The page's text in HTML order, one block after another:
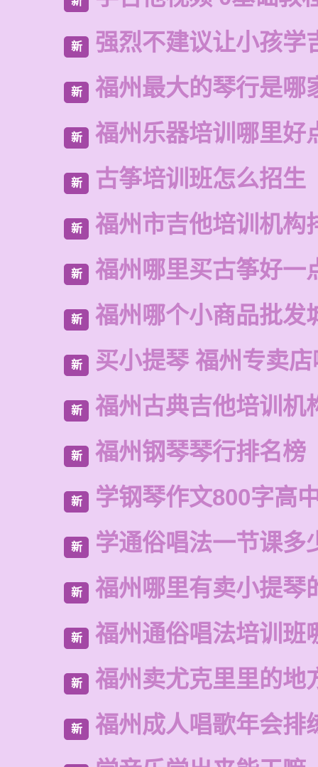
新 强烈不建议让小孩学
新 福州最大的琴行是哪
新 福州乐器培训哪里好
新 古筝培训班怎么招生
新 福州市吉他培训机构
新 福州哪里买古筝好一
新 福州哪个小商品批发
新 买小提琴 福州专卖
新 福州古典吉他培训机
新 福州钢琴琴行排名榜
新 学钢琴作文800字高
新 学通俗唱法一节课多
新 福州哪里有卖小提琴
新 福州通俗唱法培训班
新 福州卖尤克里里的地
新 福州成人唱歌年会排